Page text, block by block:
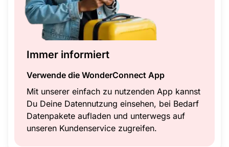
Immer informiert
Verwende die WonderConnect App
Mit unserer einfach zu nutzenden App kannst
Du Deine Datennutzung einsehen, bei Bedarf
Datenpakete aufladen und unterwegs auf
unseren Kundenservice zugreifen.